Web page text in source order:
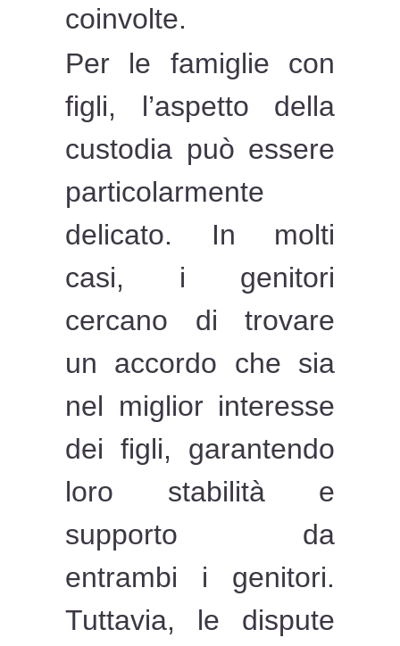
coinvolte.
Per le famiglie con
figli, l’aspetto della
custodia può essere
particolarmente
delicato. In molti
casi, i genitori
cercano di trovare
un accordo che sia
nel miglior interesse
dei figli, garantendo
loro stabilità e
supporto da
entrambi i genitori.
Tuttavia, le dispute